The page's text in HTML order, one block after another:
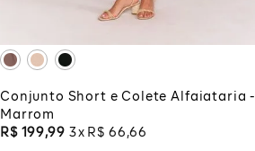
ADICIONAR À SACOLA
Conjunto Short e Colete Alfaiataria -
Marrom
R$ 199,99 3 R$ 66 ,66